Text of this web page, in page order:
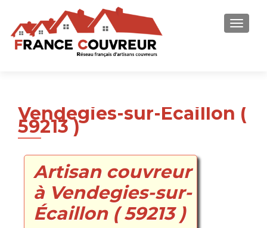
Vendegies-sur-Écaillon (
59213 )
Artisan couvreur
à Vendegies-sur-
Écaillon ( 59213 )